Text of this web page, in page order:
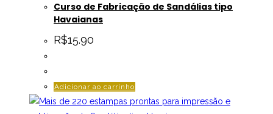
Curso de Fabricação de Sandálias tipo
Havaianas
R$15.90
Adicionar ao carrinho